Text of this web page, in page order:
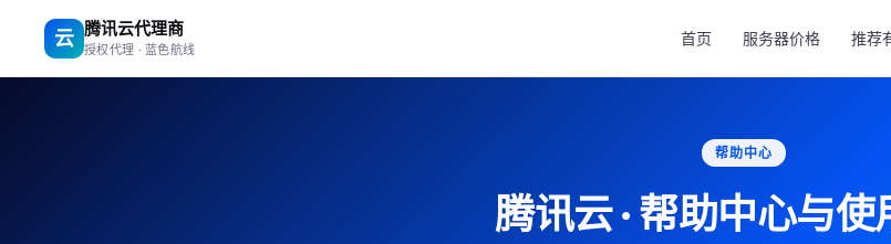
云 腾讯云代理商
授权代理 · 蓝色航线
首页 服务器价格 推荐
帮助中心
腾讯云 · 帮助中心与使